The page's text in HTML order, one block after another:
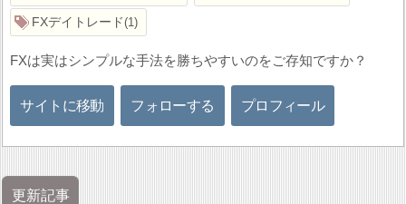
FXデイトレード 1
FXは実はシンプルな手法を勝ちやすいのをご存知ですか？
サイトに移動 フォローする プロフィール
更新記事